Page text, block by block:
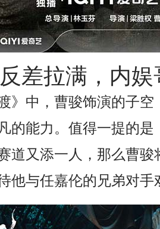
差拉满，内
》中，曹骏饰演的子
的能力。值得一提的
道又添一人，那么曹
他与任嘉伦的兄弟对